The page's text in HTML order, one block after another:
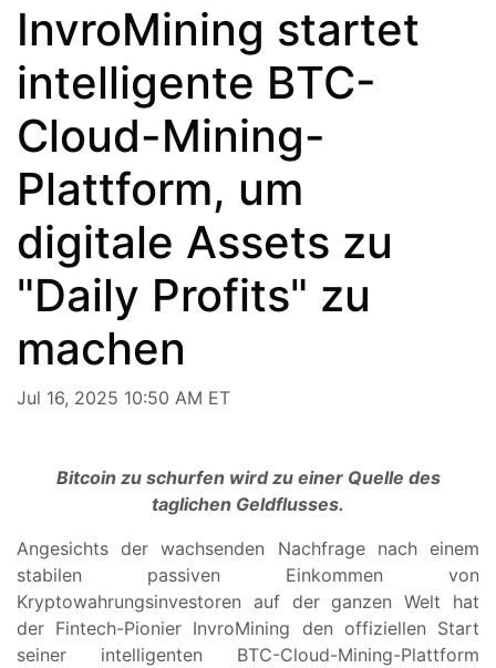
InvroMining startet
intelligente BTC-
Cloud-Mining-
Plattform, um
digitale Assets zu
"Daily Profits" zu
machen
Jul 16, 2025 10:50 AM ET
Bitcoin zu schurfen wird zu einer Quelle des
taglichen Geldflusses.
Angesichts der wachsenden Nachfrage nach einem
stabilen passiven Einkommen von
Kryptowahrungsinvestoren auf der ganzen Welt hat
der Fintech-Pionier InvroMining den offiziellen Start
seiner intelligenten BTC-Cloud-Mining-Plattform